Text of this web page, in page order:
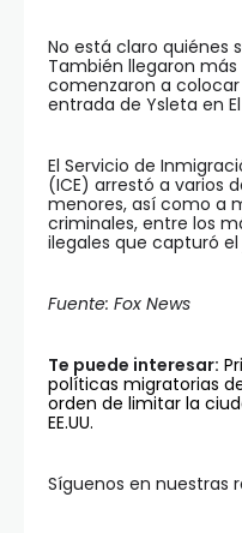
No está claro quiénes
También llegaron
comenzaron a
entrada de Ysleta en El
El Servicio de
(ICE) arrestó a varios
menores, así como a
criminales, entre los
ilegales que capturó el
Fuente: Fox News
Te puede interesar:
políticas migratorias
orden de limitar la
EE.UU.
Síguenos en nuestras